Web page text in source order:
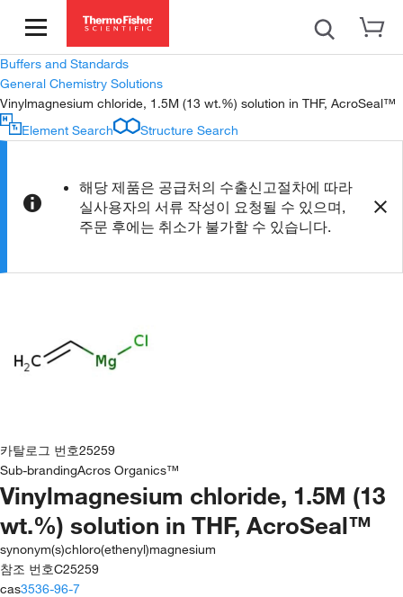
Buffers and Standards
General Chemistry Solutions
Vinylmagnesium chloride, 1.5M (13 wt.%) solution in THF, AcroSeal™
Element Search
Structure Search
해당 제품은 공급처의 수출신고절차에 따라
실사용자의 서류 작성이 요청될 수 있으며,
주문 후에는 취소가 불가할 수 있습니다.
카탈로그 번호25259
Sub-brandingAcros Organics™
Vinylmagnesium chloride, 1.5M (13
wt.%) solution in THF, AcroSeal™
synonym(s)chloro(ethenyl)magnesium
참조 번호C25259
cas3536-96-7